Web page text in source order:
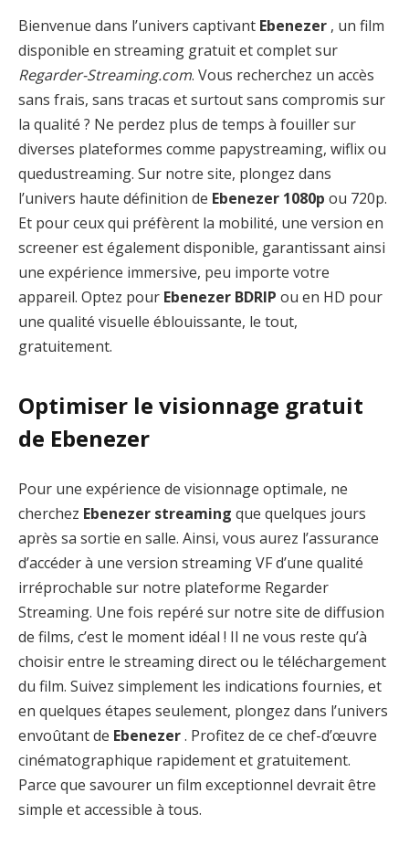
Bienvenue dans l’univers captivant Ebenezer , un film
disponible en streaming gratuit et complet sur
Regarder-Streaming.com. Vous recherchez un accès
sans frais, sans tracas et surtout sans compromis sur
la qualité ? Ne perdez plus de temps à fouiller sur
diverses plateformes comme papystreaming, wiflix ou
quedustreaming. Sur notre site, plongez dans
l’univers haute définition de Ebenezer 1080p ou 720p.
Et pour ceux qui préfèrent la mobilité, une version en
screener est également disponible, garantissant ainsi
une expérience immersive, peu importe votre
appareil. Optez pour Ebenezer BDRIP ou en HD pour
une qualité visuelle éblouissante, le tout,
gratuitement.
Optimiser le visionnage gratuit
de Ebenezer
Pour une expérience de visionnage optimale, ne
cherchez Ebenezer streaming que quelques jours
après sa sortie en salle. Ainsi, vous aurez l’assurance
d’accéder à une version streaming VF d’une qualité
irréprochable sur notre plateforme Regarder
Streaming. Une fois repéré sur notre site de diffusion
de films, c’est le moment idéal ! Il ne vous reste qu’à
choisir entre le streaming direct ou le téléchargement
du film. Suivez simplement les indications fournies, et
en quelques étapes seulement, plongez dans l’univers
envoûtant de Ebenezer. Profitez de ce chef-d’œuvre
cinématographique rapidement et gratuitement.
Parce que savourer un film exceptionnel devrait être
simple et accessible à tous.